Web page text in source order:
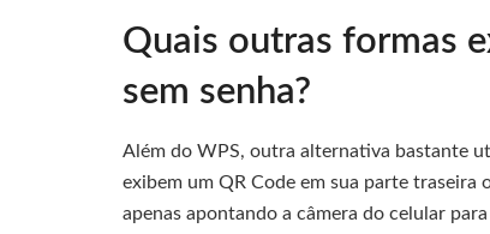
Quais outras formas
sem senha?
Além do WPS, outra alternativa bastante
exibem um QR Code em sua parte
apenas apontando a câmera do celular